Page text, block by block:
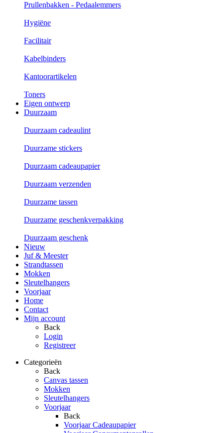
Prullenbakken - Pedaalemmers
Hygiëne
Facilitair
Kabelbinders
Kantoorartikelen
Toners
Eigen ontwerp
Duurzaam
Duurzaam cadeaulint
Duurzame stickers
Duurzaam cadeaupapier
Duurzaam verzenden
Duurzame tassen
Duurzame geschenkverpakking
Duurzaam geschenk
Nieuw
Juf & Meester
Strandtassen
Mokken
Sleutelhangers
Voorjaar
Home
Contact
Mijn account
Back
Login
Registreer
Categorieën
Back
Canvas tassen
Mokken
Sleutelhangers
Voorjaar
Back
Voorjaar Cadeaupapier